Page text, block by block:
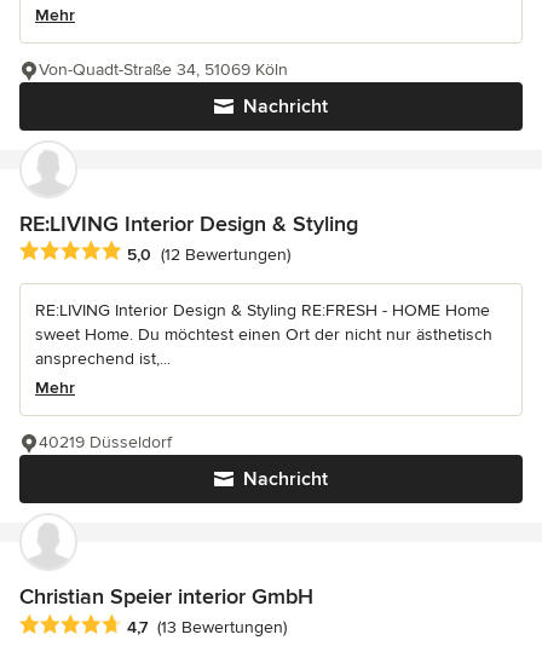
Mehr
Nachricht
Von-Quadt-Straße 34, 51069 Köln
RE:LIVING Interior Design & Styling
Durchschnittliche Bewertung: 5 von 5 Sternen
5,0 (12 Bewertungen)
RE:LIVING Interior Design & Styling RE:FRESH - HOME Home
sweet Home. Du möchtest einen Ort der nicht nur ästhetisch
ansprechend ist,...
Mehr
Nachricht
40219 Düsseldorf
Christian Speier interior GmbH
Durchschnittliche Bewertung: 4.7 von 5 Sternen
4,7 (13 Bewertungen)